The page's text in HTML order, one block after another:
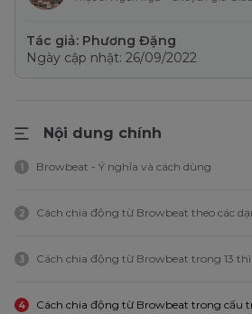
Tác giả: Phương Đặng
Ngày cập nhật: 26/09/2022
Nội dung chính
1 Browbeat - Ý nghĩa và cách dùng
2 Cách chia động từ Browbeat theo các
3 Cách chia động từ Browbeat trong 13
4 Cách chia động từ Browbeat trong cấu